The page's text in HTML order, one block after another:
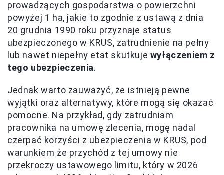
prowadzących gospodarstwa o powierzchni
powyżej 1 ha, jakie to zgodnie z ustawą z dnia
20 grudnia 1990 roku przyznaje status
ubezpieczonego w KRUS, zatrudnienie na pełny
lub nawet niepełny etat skutkuje wyłączeniem z
tego ubezpieczenia.
Jednak warto zauważyć, że istnieją pewne
wyjątki oraz alternatywy, które mogą się okazać
pomocne. Na przykład, gdy zatrudniam
pracownika na umowę zlecenia, mogę nadal
czerpać korzyści z ubezpieczenia w KRUS, pod
warunkiem że przychód z tej umowy nie
przekroczy ustawowego limitu, który w 2026